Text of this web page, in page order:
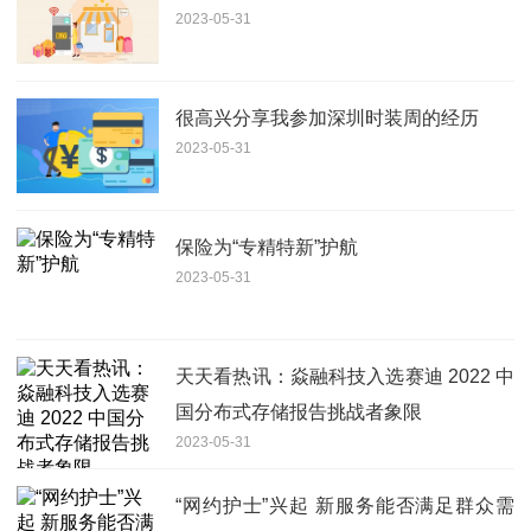
2023-05-31
很高兴分享我参加深圳时装周的经历
2023-05-31
保险为“专精特新”护航
2023-05-31
天天看热讯：焱融科技入选赛迪 2022 中
国分布式存储报告挑战者象限
2023-05-31
“网约护士”兴起 新服务能否满足群众需